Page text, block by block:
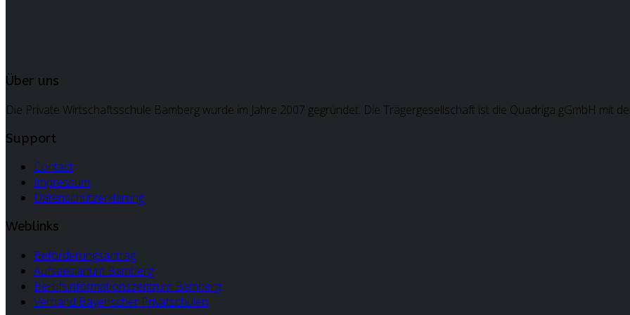
Über uns
Die Private Wirtschaftsschule Bamberg wurde im Jahre 2007 gegründet. Die Trägergesellschaft ist die Quadriga gGmbH mit
Support
Contact
Impressum
Datenschutzerklärung
Weblinks
Beförderungsantrag
Aufseesianum Bamberg
Berufsinformationszentrum Bamberg
Verband Bayerischer Privatschulen